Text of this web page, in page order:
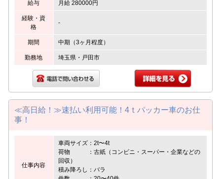
給与 月給 280000円
経験・資
格
-
期間 中期（3ヶ月程度）
勤務地 埼玉県・戸田市
≪高日給！≫速払い利用可能！4ｔパッカー車のお仕
事！
仕事内容
車両サイズ：2t〜4t
荷物 ：古紙（コンビニ・スーパー・企業などの
回収）
積み降ろし：バラ